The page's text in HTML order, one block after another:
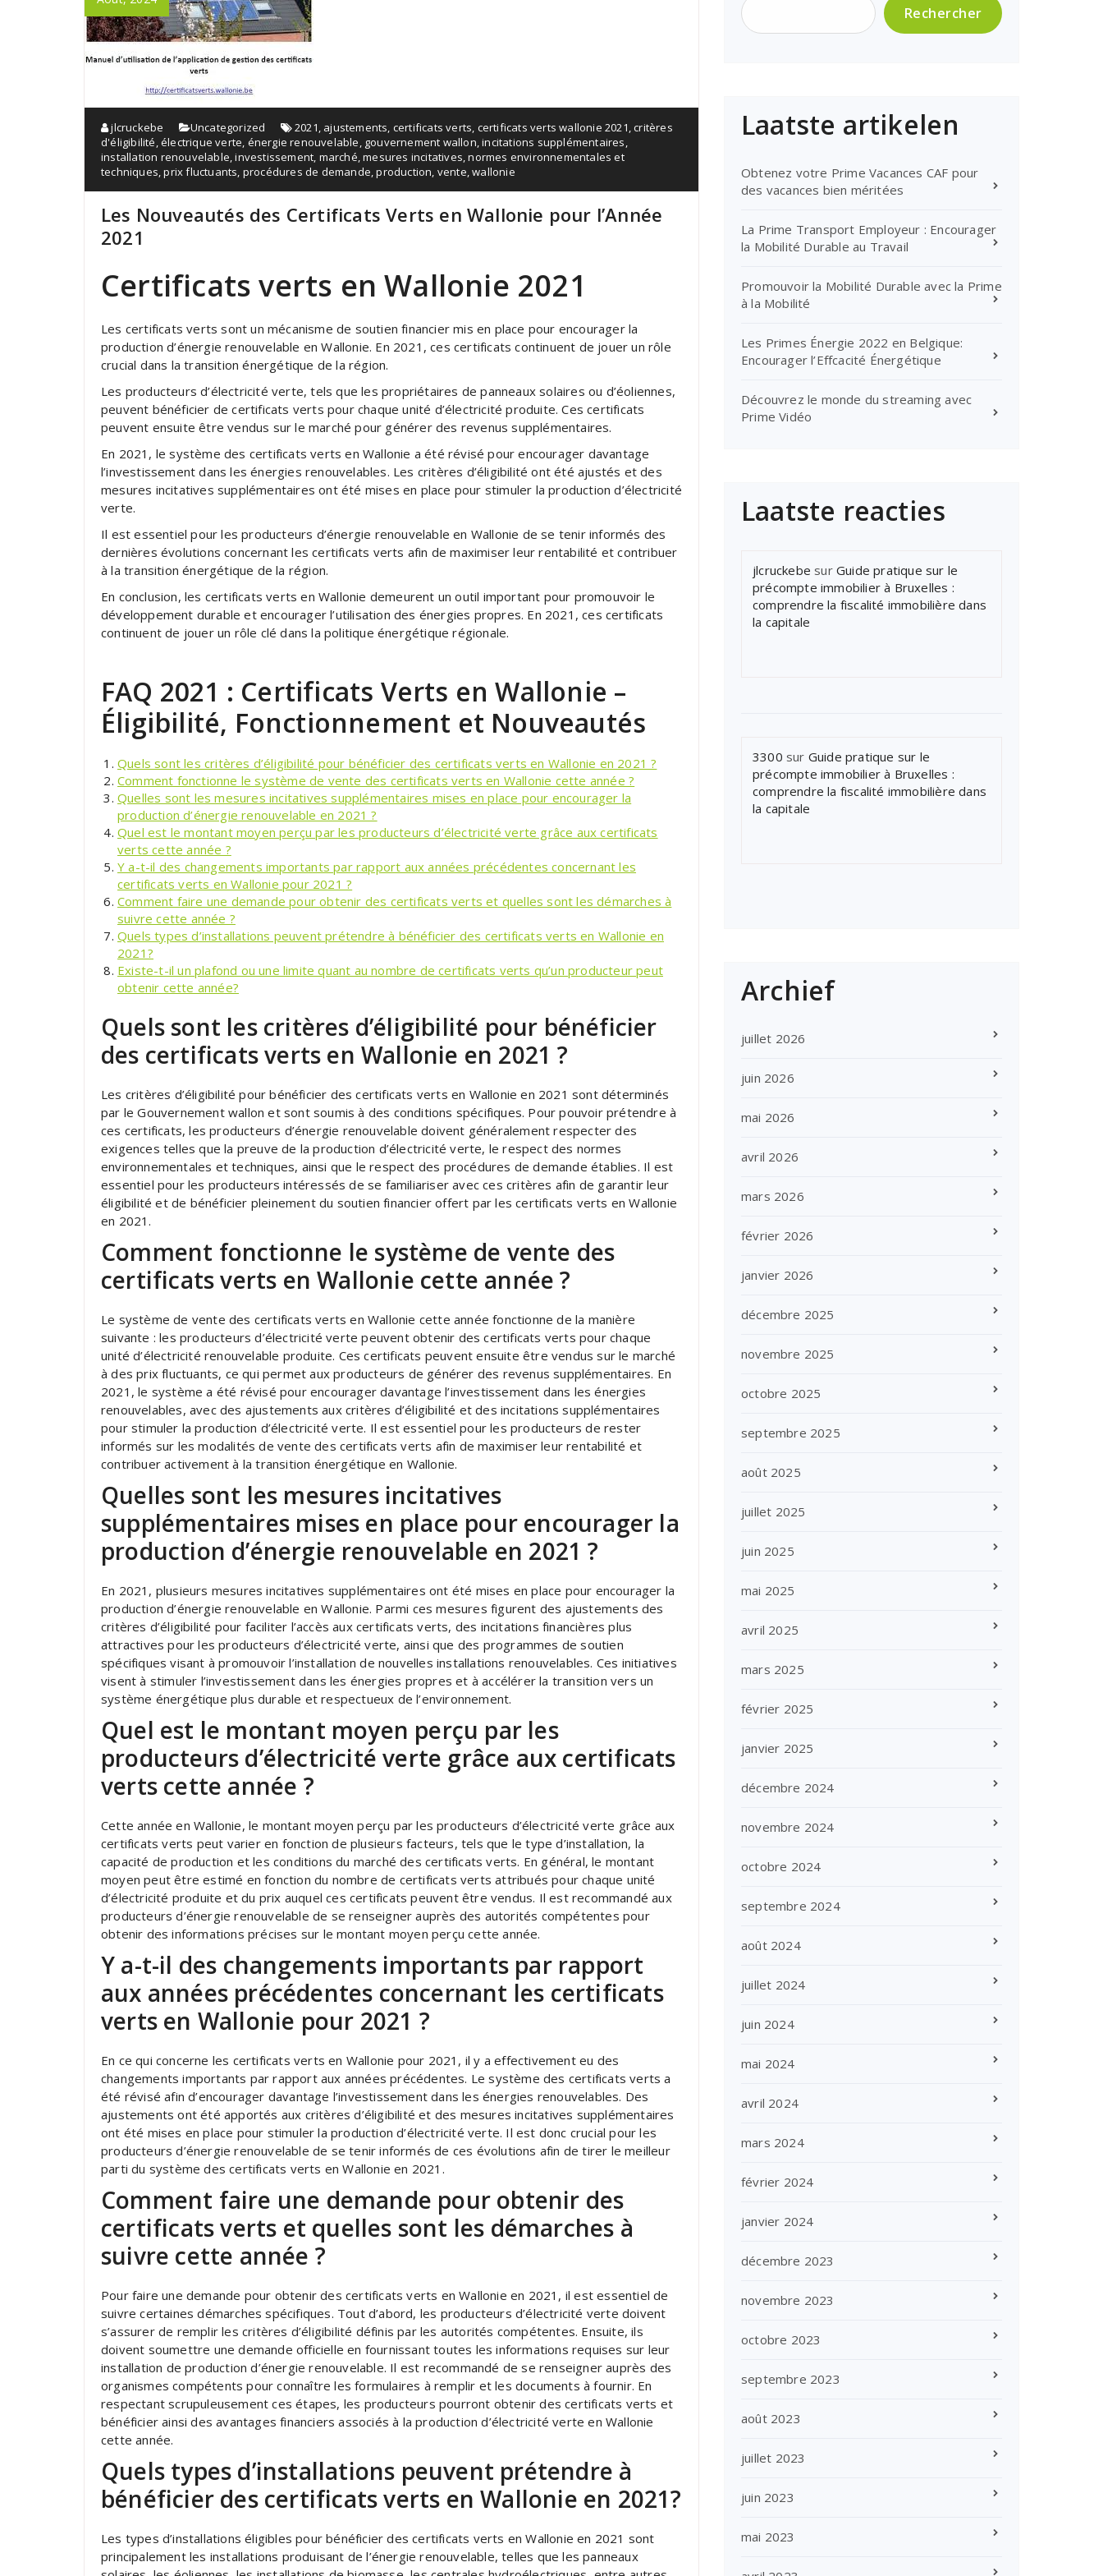
jlcruckebe Uncategorized 2021, ajustements, certificats verts, certificats verts wallonie 2021,critères
d'éligibilité,électrique verte, énergie renouvelable, gouvernement wallon,incitations supplémentaires,
installation renouvelable,investissement, marché,mesures incitatives,normes environnementales et
techniques,prix fluctuants, procédures de demande,production, vente,wallonie
Les Nouveautés des Certificats Verts en Wallonie pour l’Année
2021
Certificats verts en Wallonie 2021
Les certificats verts sont un mécanisme de soutien financier mis en place pour encourager la
production d’énergie renouvelable en Wallonie. En 2021, ces certificats continuent de jouer un rôle
crucial dans la transition énergétique de la région.
Les producteurs d’électricité verte, tels que les propriétaires de panneaux solaires ou d’éoliennes,
peuvent bénéficier de certificats verts pour chaque unité d’électricité produite. Ces certificats
peuvent ensuite être vendus sur le marché pour générer des revenus supplémentaires.
En 2021, le système des certificats verts en Wallonie a été révisé pour encourager davantage
l’investissement dans les énergies renouvelables. Les critères d’éligibilité ont été ajustés et des
mesures incitatives supplémentaires ont été mises en place pour stimuler la production d’électricité
verte.
Il est essentiel pour les producteurs d’énergie renouvelable en Wallonie de se tenir informés des
dernières évolutions concernant les certificats verts afin de maximiser leur rentabilité et contribuer
à la transition énergétique de la région.
En conclusion, les certificats verts en Wallonie demeurent un outil important pour promouvoir le
développement durable et encourager l’utilisation des énergies propres. En 2021, ces certificats
continuent de jouer un rôle clé dans la politique énergétique régionale.
FAQ 2021 : Certificats Verts en Wallonie –
Éligibilité, Fonctionnement et Nouveautés
Quels sont les critères d’éligibilité pour bénéficier des certificats verts en Wallonie en 2021 ?
Comment fonctionne le système de vente des certificats verts en Wallonie cette année ?
Quelles sont les mesures incitatives supplémentaires mises en place pour encourager la
production d’énergie renouvelable en 2021 ?
Quel est le montant moyen perçu par les producteurs d’électricité verte grâce aux certificats
verts cette année ?
Y a-t-il des changements importants par rapport aux années précédentes concernant les
certificats verts en Wallonie pour 2021 ?
Comment faire une demande pour obtenir des certificats verts et quelles sont les démarches à
suivre cette année ?
Quels types d’installations peuvent prétendre à bénéficier des certificats verts en Wallonie en
2021?
Existe-t-il un plafond ou une limite quant au nombre de certificats verts qu’un producteur peut
obtenir cette année?
Quels sont les critères d’éligibilité pour bénéficier
des certificats verts en Wallonie en 2021 ?
Les critères d’éligibilité pour bénéficier des certificats verts en Wallonie en 2021 sont déterminés
par le Gouvernement wallon et sont soumis à des conditions spécifiques. Pour pouvoir prétendre à
ces certificats, les producteurs d’énergie renouvelable doivent généralement respecter des
exigences telles que la preuve de la production d’électricité verte, le respect des normes
environnementales et techniques, ainsi que le respect des procédures de demande établies. Il est
essentiel pour les producteurs intéressés de se familiariser avec ces critères afin de garantir leur
éligibilité et de bénéficier pleinement du soutien financier offert par les certificats verts en Wallonie
en 2021.
Comment fonctionne le système de vente des
certificats verts en Wallonie cette année ?
Le système de vente des certificats verts en Wallonie cette année fonctionne de la manière
suivante : les producteurs d’électricité verte peuvent obtenir des certificats verts pour chaque
unité d’électricité renouvelable produite. Ces certificats peuvent ensuite être vendus sur le marché
à des prix fluctuants, ce qui permet aux producteurs de générer des revenus supplémentaires. En
2021, le système a été révisé pour encourager davantage l’investissement dans les énergies
renouvelables, avec des ajustements aux critères d’éligibilité et des incitations supplémentaires
pour stimuler la production d’électricité verte. Il est essentiel pour les producteurs de rester
informés sur les modalités de vente des certificats verts afin de maximiser leur rentabilité et
contribuer activement à la transition énergétique en Wallonie.
Quelles sont les mesures incitatives
supplémentaires mises en place pour encourager la
production d’énergie renouvelable en 2021 ?
En 2021, plusieurs mesures incitatives supplémentaires ont été mises en place pour encourager la
production d’énergie renouvelable en Wallonie. Parmi ces mesures figurent des ajustements des
critères d’éligibilité pour faciliter l’accès aux certificats verts, des incitations financières plus
attractives pour les producteurs d’électricité verte, ainsi que des programmes de soutien
spécifiques visant à promouvoir l’installation de nouvelles installations renouvelables. Ces initiatives
visent à stimuler l’investissement dans les énergies propres et à accélérer la transition vers un
système énergétique plus durable et respectueux de l’environnement.
Quel est le montant moyen perçu par les
producteurs d’électricité verte grâce aux certificats
verts cette année ?
Cette année en Wallonie, le montant moyen perçu par les producteurs d’électricité verte grâce aux
certificats verts peut varier en fonction de plusieurs facteurs, tels que le type d’installation, la
capacité de production et les conditions du marché des certificats verts. En général, le montant
moyen peut être estimé en fonction du nombre de certificats verts attribués pour chaque unité
d’électricité produite et du prix auquel ces certificats peuvent être vendus. Il est recommandé aux
producteurs d’énergie renouvelable de se renseigner auprès des autorités compétentes pour
obtenir des informations précises sur le montant moyen perçu cette année.
Y a-t-il des changements importants par rapport
aux années précédentes concernant les certificats
verts en Wallonie pour 2021 ?
En ce qui concerne les certificats verts en Wallonie pour 2021, il y a effectivement eu des
changements importants par rapport aux années précédentes. Le système des certificats verts a
été révisé afin d’encourager davantage l’investissement dans les énergies renouvelables. Des
ajustements ont été apportés aux critères d’éligibilité et des mesures incitatives supplémentaires
ont été mises en place pour stimuler la production d’électricité verte. Il est donc crucial pour les
producteurs d’énergie renouvelable de se tenir informés de ces évolutions afin de tirer le meilleur
parti du système des certificats verts en Wallonie en 2021.
Comment faire une demande pour obtenir des
certificats verts et quelles sont les démarches à
suivre cette année ?
Pour faire une demande pour obtenir des certificats verts en Wallonie en 2021, il est essentiel de
suivre certaines démarches spécifiques. Tout d’abord, les producteurs d’électricité verte doivent
s’assurer de remplir les critères d’éligibilité définis par les autorités compétentes. Ensuite, ils
doivent soumettre une demande officielle en fournissant toutes les informations requises sur leur
installation de production d’énergie renouvelable. Il est recommandé de se renseigner auprès des
organismes compétents pour connaître les formulaires à remplir et les documents à fournir. En
respectant scrupuleusement ces étapes, les producteurs pourront obtenir des certificats verts et
bénéficier ainsi des avantages financiers associés à la production d’électricité verte en Wallonie
cette année.
Quels types d’installations peuvent prétendre à
bénéficier des certificats verts en Wallonie en 2021?
Les types d’installations éligibles pour bénéficier des certificats verts en Wallonie en 2021 sont
principalement les installations produisant de l’énergie renouvelable, telles que les panneaux
Rechercher
Laatste artikelen
Obtenez votre Prime Vacances CAF pour
des vacances bien méritées
La Prime Transport Employeur : Encourager
la Mobilité Durable au Travail
Promouvoir la Mobilité Durable avec la Prime
à la Mobilité
Les Primes Énergie 2022 en Belgique:
Encourager l’Effcacité Énergétique
Découvrez le monde du streaming avec
Prime Vidéo
Laatste reacties
jlcruckebe sur Guide pratique sur le
précompte immobilier à Bruxelles :
comprendre la fiscalité immobilière dans
la capitale
3300 sur Guide pratique sur le
précompte immobilier à Bruxelles :
comprendre la fiscalité immobilière dans
la capitale
Archief
juillet 2026
juin 2026
mai 2026
avril 2026
mars 2026
février 2026
janvier 2026
décembre 2025
novembre 2025
octobre 2025
septembre 2025
août 2025
juillet 2025
juin 2025
mai 2025
avril 2025
mars 2025
février 2025
janvier 2025
décembre 2024
novembre 2024
octobre 2024
septembre 2024
août 2024
juillet 2024
juin 2024
mai 2024
avril 2024
mars 2024
février 2024
janvier 2024
décembre 2023
novembre 2023
octobre 2023
septembre 2023
août 2023
juillet 2023
juin 2023
mai 2023